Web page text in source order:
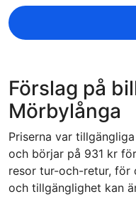
Förslag på
Mörbylånga
Priserna var
och börjar på 931 kr
resor tur-och-retur, för
och tillgänglighet kan